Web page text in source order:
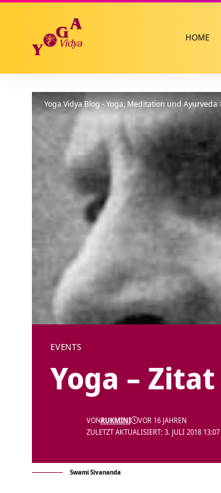
HOME
Yoga Vidya Blog - Yoga, Meditation und Ayurveda
EVENTS
Yoga – Zitat
ZULETZT AKTUALISIERT: 3. JULI 2018 13:07
VONRUKMINI VOR 16 JAHREN
Swami Sivananda